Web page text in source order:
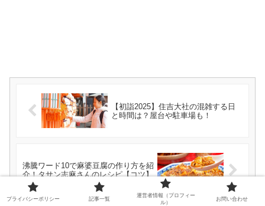
【初詣2025】住吉大社の混雑する日
と時間は？屋台や駐車場も！
沸騰ワード10で麻婆豆腐の作り方を紹
介！タサン志麻さんのレシピ【コツ】
プライバシーポリシー 記事一覧
運営者情報（プロフィー
ル）
お問い合わせ